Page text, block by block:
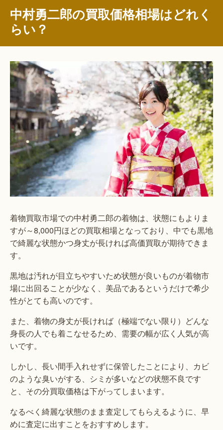
中村勇二郎の買取価格相場はどれく
らい？
着物買取市場での中村勇二郎の着物は、状態にもよりま
すが～8,000円ほどの買取相場となっており、中でも黒地
で綺麗な状態かつ身丈が長ければ高価買取が期待できま
す。
黒地は汚れが目立ちやすいため状態が良いものが着物市
場に出回ることが少なく、美品であるというだけで希少
性がとても高いのです。
また、着物の身丈が長ければ（極端でない限り）どんな
身長の人でも着こなせるため、需要の幅が広く人気が高
いです。
しかし、長い間手入れせずに保管したことにより、カビ
のような臭いがする、シミが多いなどの状態不良です
と、その分買取価格は下がってしまいます。
なるべく綺麗な状態のまま査定してもらえるように、早
めに査定に出すことをおすすめします。